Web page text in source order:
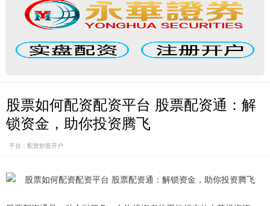
股票如何配资配资平台 股票配资通：解
锁资金，助你投资腾飞
平台：配资炒股开户